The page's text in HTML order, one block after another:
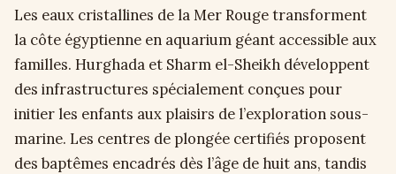
Les eaux cristallines de la Mer Rouge transforment
la côte égyptienne en aquarium géant accessible aux
familles. Hurghada et Sharm el-Sheikh développent
des infrastructures spécialement conçues pour
initier les enfants aux plaisirs de l’exploration sous-
marine. Les centres de plongée certifiés proposent
des baptêmes encadrés dès l’âge de huit ans, tandis